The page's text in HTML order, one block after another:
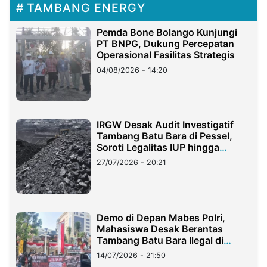
TAMBANG ENERGY
Pemda Bone Bolango Kunjungi
PT BNPG, Dukung Percepatan
Operasional Fasilitas Strategis
04/08/2026 - 14:20
IRGW Desak Audit Investigatif
Tambang Batu Bara di Pessel,
Soroti Legalitas IUP hingga
Stockpile
27/07/2026 - 20:21
Demo di Depan Mabes Polri,
Mahasiswa Desak Berantas
Tambang Batu Bara Ilegal di
Lampung
14/07/2026 - 21:50